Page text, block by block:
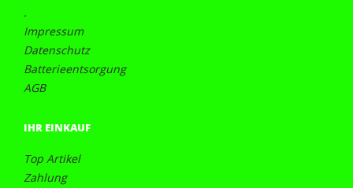
.
Impressum
Datenschutz
Batterieentsorgung
AGB
IHR EINKAUF
Top Artikel
Zahlung